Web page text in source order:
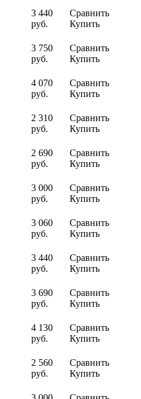
3 440
руб.
Сравнить
Купить
3 750
руб.
Сравнить
Купить
4 070
руб.
Сравнить
Купить
2 310
руб.
Сравнить
Купить
2 690
руб.
Сравнить
Купить
3 000
руб.
Сравнить
Купить
3 060
руб.
Сравнить
Купить
3 440
руб.
Сравнить
Купить
3 690
руб.
Сравнить
Купить
4 130
руб.
Сравнить
Купить
2 560
руб.
Сравнить
Купить